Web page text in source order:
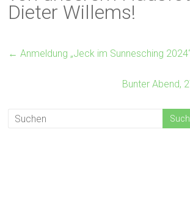
Dieter Willems!
← Anmeldung „Jeck im Sunnesching
Bunter Abend,